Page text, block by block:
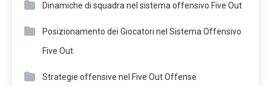
Dinamiche di squadra nel sistema offensivo Five Out
Posizionamento dei Giocatori nel Sistema Offensivo
Five Out
Strategie offensive nel Five Out Offense